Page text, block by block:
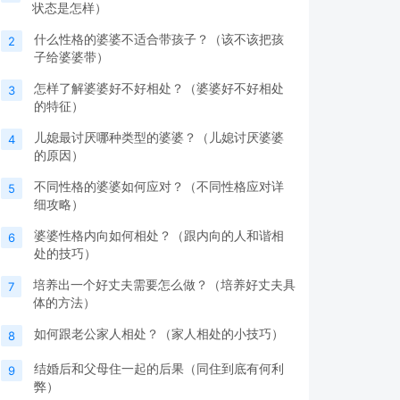
状态是怎样）
2
什么性格的婆婆不适合带孩子？（该不该把孩
子给婆婆带）
3
怎样了解婆婆好不好相处？（婆婆好不好相处
的特征）
4
儿媳最讨厌哪种类型的婆婆？（儿媳讨厌婆婆
的原因）
5
不同性格的婆婆如何应对？（不同性格应对详
细攻略）
6
婆婆性格内向如何相处？（跟内向的人和谐相
处的技巧）
7
培养出一个好丈夫需要怎么做？（培养好丈夫具
体的方法）
8 如何跟老公家人相处？（家人相处的小技巧）
9
结婚后和父母住一起的后果（同住到底有何利
弊）